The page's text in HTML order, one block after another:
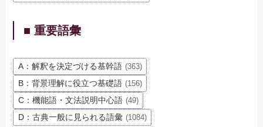
■ 重要語彙
A：解釈を決定づける基幹語 (363)
B：背景理解に役立つ基礎語 (156)
C：機能語・文法説明中心語 (49)
D：古典一般に見られる語彙 (1084)